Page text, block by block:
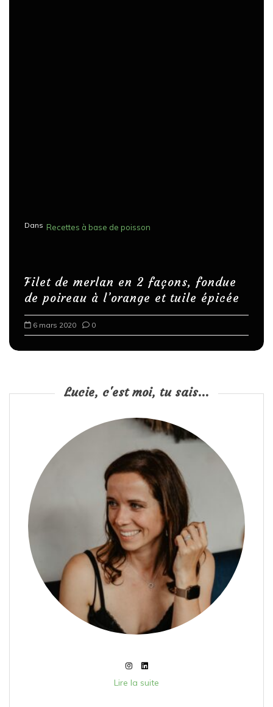
Dans Recettes à base de poisson
Filet de merlan en 2 façons, fondue
de poireau à l’orange et tuile épicée
6 mars 2020 0
Lucie, c'est moi, tu sais...
Lire la suite